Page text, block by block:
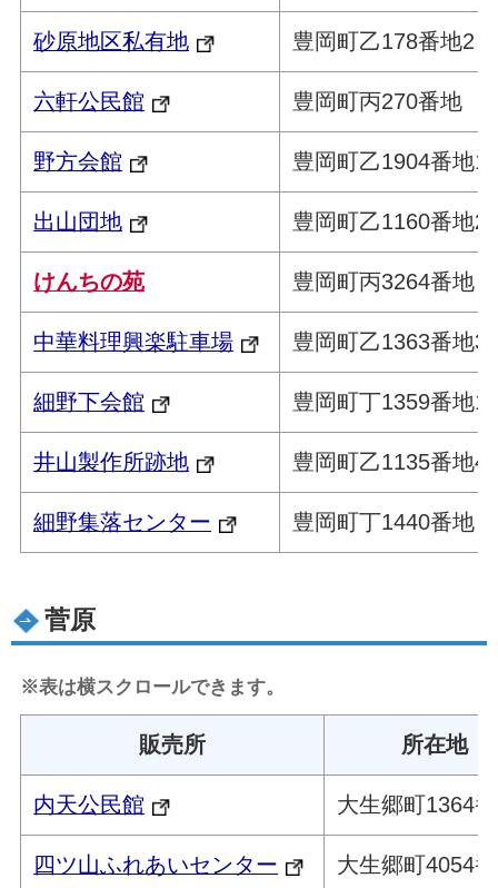
砂原地区私有地 豊岡町乙178番地2
六軒公民館 豊岡町丙270番地
野方会館 豊岡町乙1904番地
出山団地 豊岡町乙1160番地
けんちの苑 豊岡町丙3264番地
中華料理興楽駐車場 豊岡町乙1363番地3
細野下会館 豊岡町丁1359番地1
井山製作所跡地 豊岡町乙1135番地4
細野集落センター 豊岡町丁1440番地
菅原
※表は横スクロールできます。
販売所 所在地
内天公民館 大生郷町1364
四ツ山ふれあいセンター 大生郷町4054